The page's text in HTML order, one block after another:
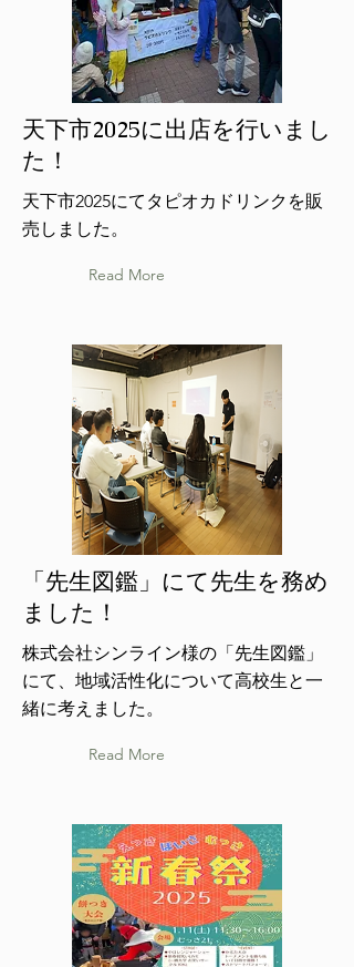
天下市2025に出店を行いまし
た！
天下市2025にてタピオカドリンクを販
売しました。
Read More
「先生図鑑」にて先生を務め
ました！
株式会社シンライン様の「先生図鑑」
にて、地域活性化について高校生と一
緒に考えました。
Read More